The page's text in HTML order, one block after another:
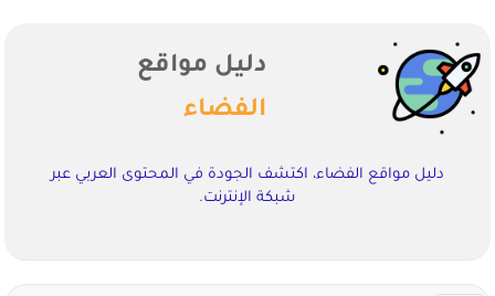
دليل مواقع
الفضاء
دليل مواقع الفضاء، اكتشف الجودة في المحتوى العربي عبر
شبكة الإنترنت.